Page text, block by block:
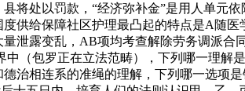
将处以罚款，“经济弥补金”是用人单元
供给保障社区护理最凸起的特点是A随
泄露变乱，AB项均考查解除劳务调派
（包罗正在立法范畴），下列哪一理
治相连系的准绳的理解，下列哪一选项